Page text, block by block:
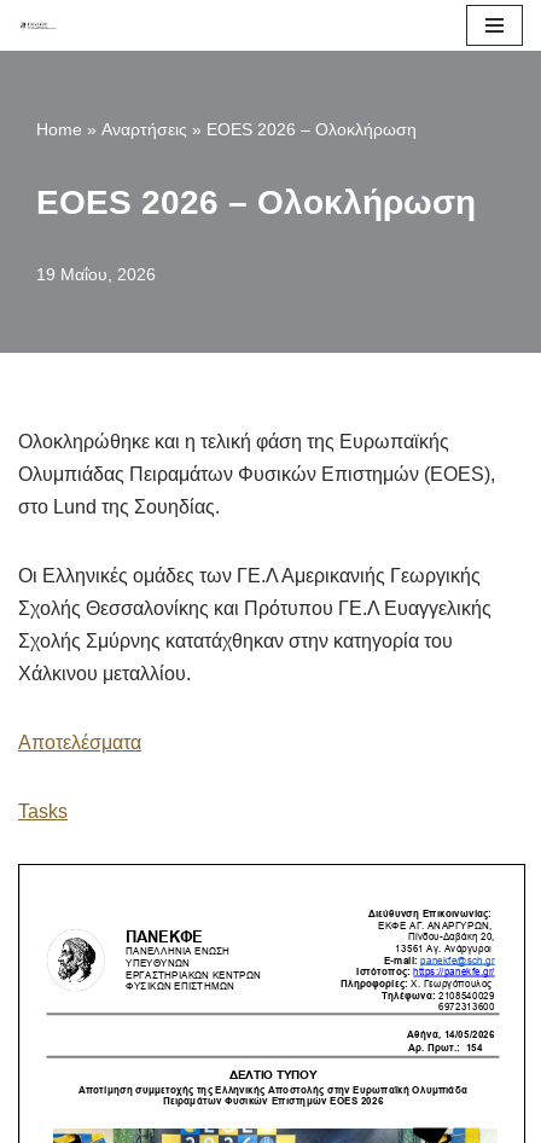
περιεχόμενο
Home » Αναρτήσεις » EOES 2026 – Ολοκλήρωση
EOES 2026 – Ολοκλήρωση
19 Μαΐου, 2026
Ολοκληρώθηκε και η τελική φάση της Ευρωπαϊκής
Ολυμπιάδας Πειραμάτων Φυσικών Επιστημών (EOES),
στο Lund της Σουηδίας.
Οι Ελληνικές ομάδες των ΓΕ.Λ Αμερικανιής Γεωργικής
Σχολής Θεσσαλονίκης και Πρότυπου ΓΕ.Λ Ευαγγελικής
Σχολής Σμύρνης κατατάχθηκαν στην κατηγορία του
Χάλκινου μεταλλίου.
Αποτελέσματα
Tasks